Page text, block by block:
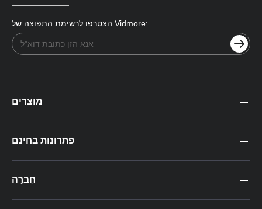
הצטרפו לרשימת התפוצה של Vidmore:
מוצרים
פתרונות בחינם
חֶברָה